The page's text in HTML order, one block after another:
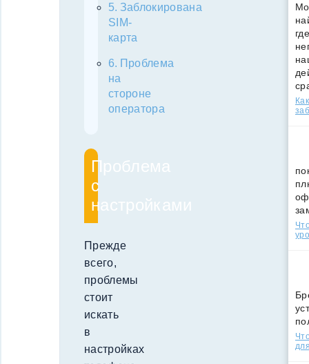
Заблокирована
SIM-
карта
Проблема
на
стороне
оператора
Проблема
с
настройками
Прежде
всего,
проблемы
стоит
искать
в
настройках